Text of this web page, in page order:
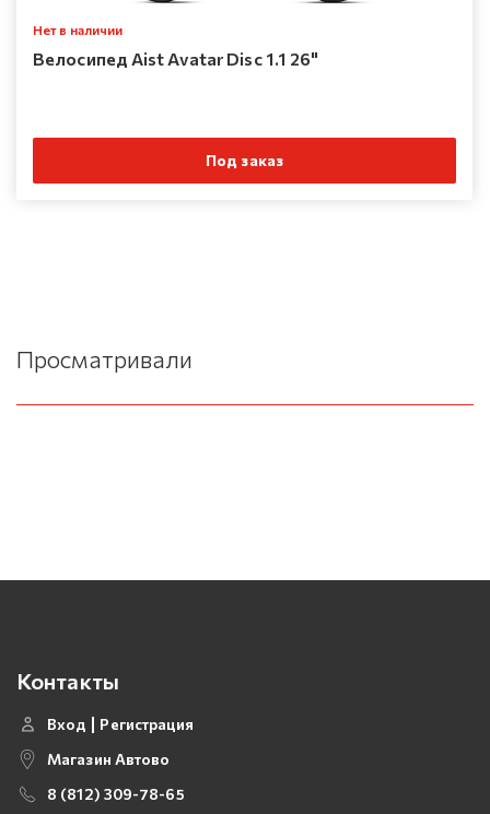
Нет в наличии
Велосипед Aist Avatar Disc 1.1 26"
Под заказ
Просматривали
Контакты
Вход
Регистрация
Магазин Автово
8 (812) 309-78-65